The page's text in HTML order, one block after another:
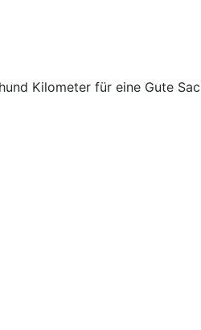
Kilometer für eine Gute